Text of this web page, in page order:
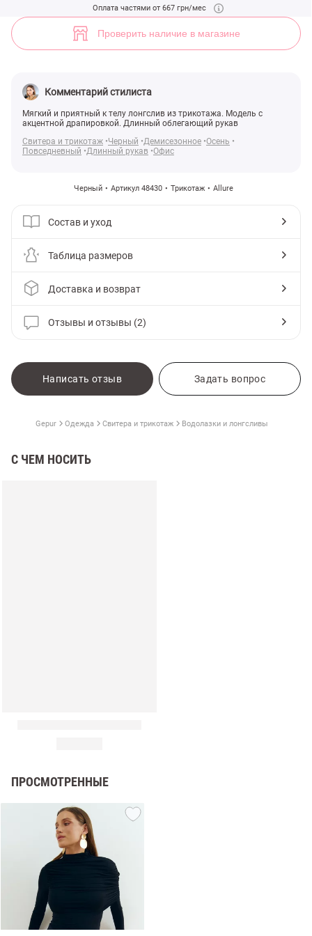
Оплата частями от 667 грн/мес
Проверить наличие в магазине
Комментарий стилиста
Мягкий и приятный к телу лонгслив из трикотажа. Модель с
акцентной драпировкой. Длинный облегающий рукав
Свитера и трикотаж Черный Демисезонное Осень
Повседневный Длинный рукав Офис
Черный Артикул 48430 Трикотаж Allure
Состав и уход
Таблица размеров
Доставка и возврат
Отзывы и отзывы (2)
Написать отзыв Задать вопрос
Gepur Одежда Свитера и трикотаж Водолазки и лонгсливы
С ЧЕМ НОСИТЬ
ПРОСМОТРЕННЫЕ
Черный трикотажный лонгслив с драпировкой (арт. 48430) ♡